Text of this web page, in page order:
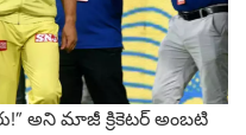
అని మాజీ క్రికెటర్ అంబటి